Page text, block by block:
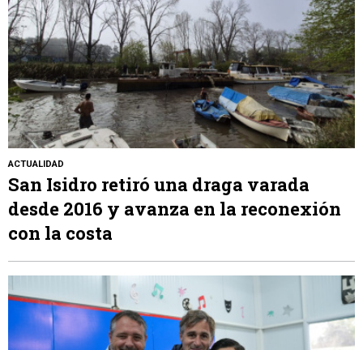
ACTUALIDAD
San Isidro retiró una draga varada
desde 2016 y avanza en la reconexión
con la costa